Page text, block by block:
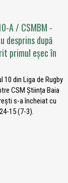
A / CSMBM -
desprins după
primul eșec în
10 din Liga de Rugby
CSM Știința Baia
s-a încheiat cu
15 (7-3).